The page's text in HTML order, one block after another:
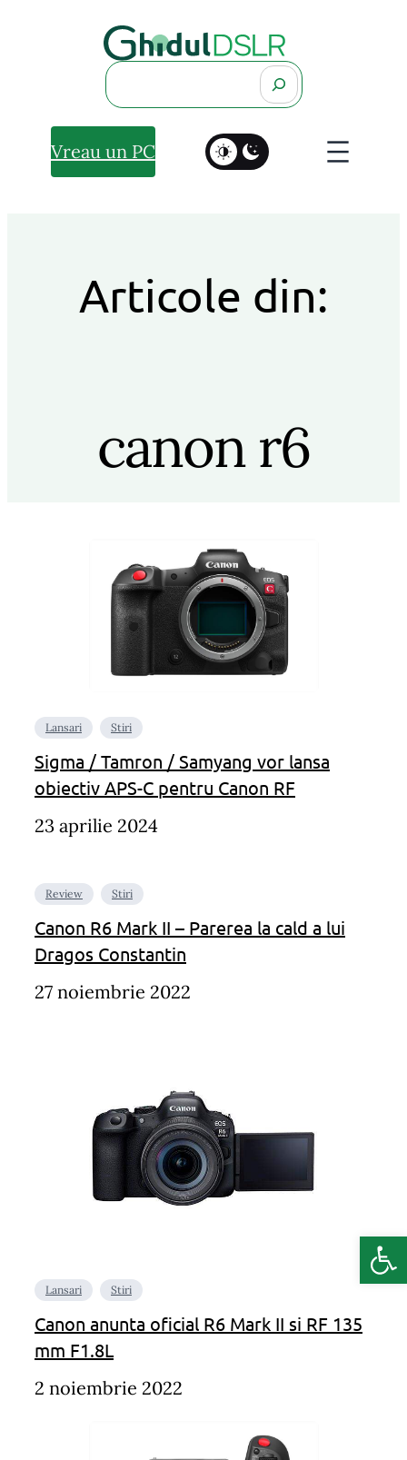
Search
Vreau un PC
Articole din:
canon r6
Lansari Stiri
Sigma / Tamron / Samyang vor lansa
obiectiv APS-C pentru Canon RF
23 aprilie 2024
Review Stiri
Canon R6 Mark II – Parerea la cald a lui
Dragos Constantin
27 noiembrie 2022
Lansari Stiri
Canon anunta oficial R6 Mark II si RF 135
mm F1.8L
2 noiembrie 2022